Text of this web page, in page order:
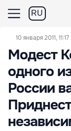
RU
10 января 2011, 11:17
Модест
одного
России